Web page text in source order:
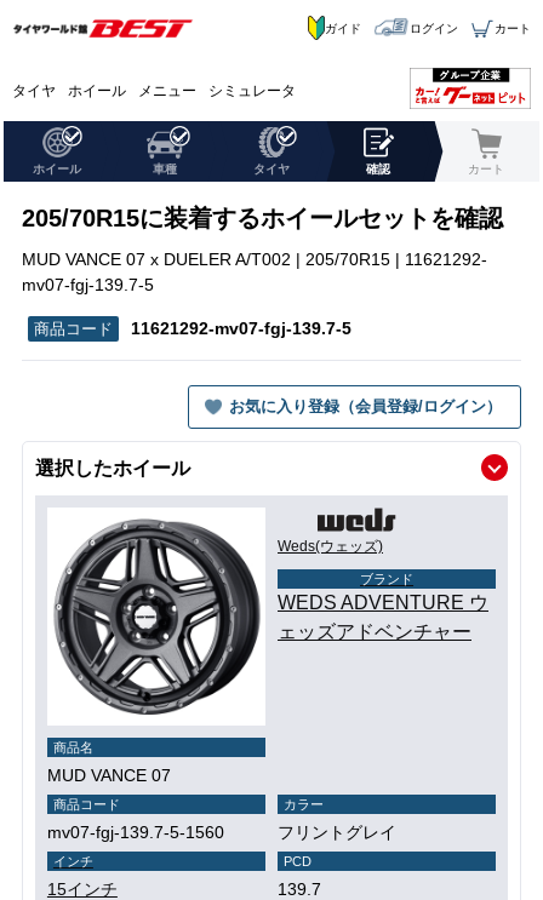
タイヤ ホイール メニュー シミュレータ
ガイド ログイン カート
ホイール 車種 タイヤ 確認 カート
205/70R15に装着するホイールセットを確認
MUD VANCE 07 x DUELER A/T002 | 205/70R15 | 11621292-
mv07-fgj-139.7-5
11621292-mv07-fgj-139.7-5
お気に入り登録（会員登録/ログイン）
選択したホイール
Weds(ウェッズ)
ブランド
WEDS ADVENTURE ウ
ェッズアドベンチャー
商品名
MUD VANCE 07
商品コード
mv07-fgj-139.7-5-1560
カラー
フリントグレイ
インチ
15インチ
PCD
139.7